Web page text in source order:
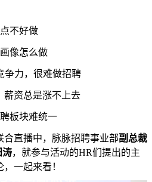
不好做
像怎么做
争力，很难做招聘
薪资总是涨不上去
板块难统一
直播中，脉脉招聘事业部副总裁
涛，就参与活动的HR们提出的主
一起来看！